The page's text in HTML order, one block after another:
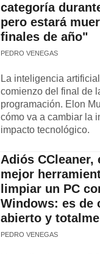
categoría
pero estará
finales de año"
PEDRO VENEGAS
La inteligencia
comienzo del final de
programación. Elon
cómo va a cambiar la
impacto tecnológico.
Adiós CCleaner,
mejor
limpiar un PC
Windows: es de
abierto y
PEDRO VENEGAS